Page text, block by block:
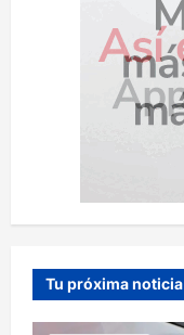
Tu próxima noticia